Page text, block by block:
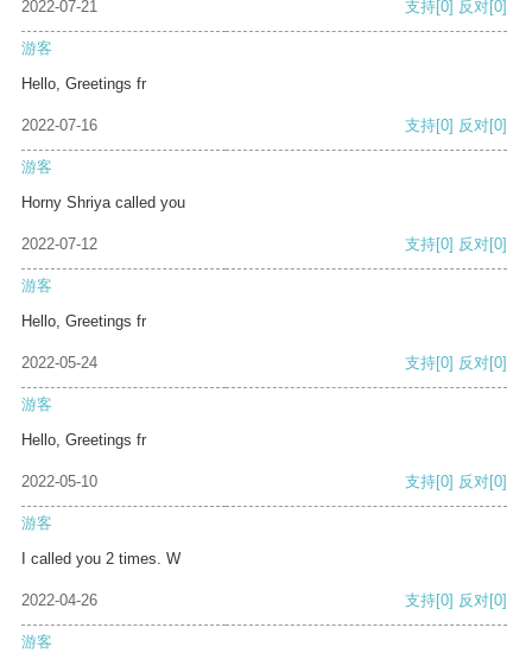
2022-07-21 支持[0] 反对[0]
游客
Hello, Greetings fr
2022-07-16 支持[0] 反对[0]
游客
Horny Shriya called you
2022-07-12 支持[0] 反对[0]
游客
Hello, Greetings fr
2022-05-24 支持[0] 反对[0]
游客
Hello, Greetings fr
2022-05-10 支持[0] 反对[0]
游客
I called you 2 times. W
2022-04-26 支持[0] 反对[0]
游客